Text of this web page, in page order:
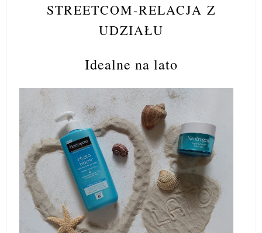
STREETCOM-RELACJA Z
UDZIAŁU
Idealne na lato